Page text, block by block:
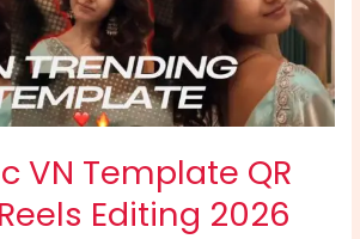
VN Template QR
Editing 2026